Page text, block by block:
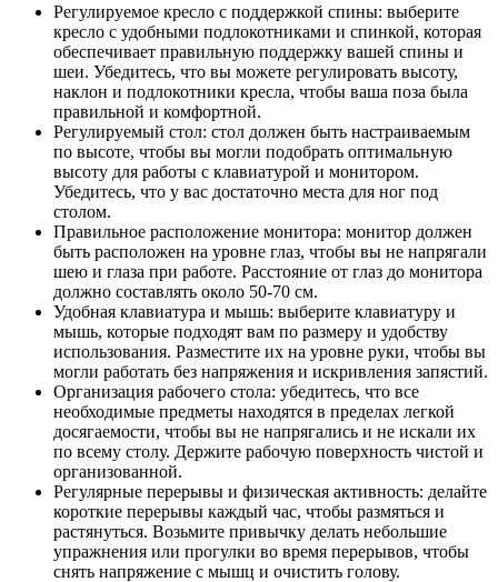
Регулируемое кресло с поддержкой спины: выберите
кресло с удобными подлокотниками и спинкой, которая
обеспечивает правильную поддержку вашей спины и
шеи. Убедитесь, что вы можете регулировать высоту,
наклон и подлокотники кресла, чтобы ваша поза была
правильной и комфортной.
Регулируемый стол: стол должен быть настраиваемым
по высоте, чтобы вы могли подобрать оптимальную
высоту для работы с клавиатурой и монитором.
Убедитесь, что у вас достаточно места для ног под
столом.
Правильное расположение монитора: монитор должен
быть расположен на уровне глаз, чтобы вы не напрягали
шею и глаза при работе. Расстояние от глаз до монитора
должно составлять около 50-70 см.
Удобная клавиатура и мышь: выберите клавиатуру и
мышь, которые подходят вам по размеру и удобству
использования. Разместите их на уровне руки, чтобы вы
могли работать без напряжения и искривления запястий.
Организация рабочего стола: убедитесь, что все
необходимые предметы находятся в пределах легкой
досягаемости, чтобы вы не напрягались и не искали их
по всему столу. Держите рабочую поверхность чистой и
организованной.
Регулярные перерывы и физическая активность: делайте
короткие перерывы каждый час, чтобы размяться и
растянуться. Возьмите привычку делать небольшие
упражнения или прогулки во время перерывов, чтобы
снять напряжение с мышц и очистить голову.